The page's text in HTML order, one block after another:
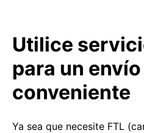
Utilice
para un
conveniente
Ya sea que necesite FTL